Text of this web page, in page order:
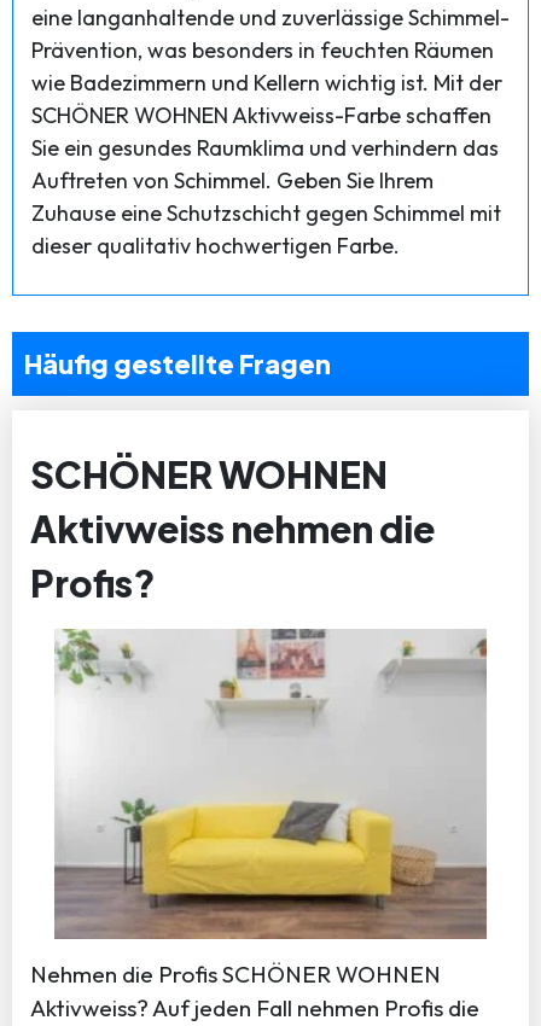
eine langanhaltende und zuverlässige Schimmel-
Prävention, was besonders in feuchten Räumen
wie Badezimmern und Kellern wichtig ist. Mit der
SCHÖNER WOHNEN Aktivweiss-Farbe schaffen
Sie ein gesundes Raumklima und verhindern das
Auftreten von Schimmel. Geben Sie Ihrem
Zuhause eine Schutzschicht gegen Schimmel mit
dieser qualitativ hochwertigen Farbe.
Häufig gestellte Fragen
SCHÖNER WOHNEN
Aktivweiss nehmen die
Profis?
Nehmen die Profis SCHÖNER WOHNEN
Aktivweiss? Auf jeden Fall nehmen Profis die